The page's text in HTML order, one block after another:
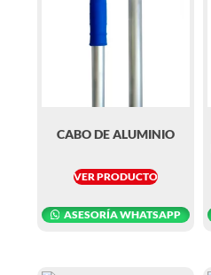
CABO DE ALUMINIO
VER PRODUCTO
ASESORÍA WHATSAPP